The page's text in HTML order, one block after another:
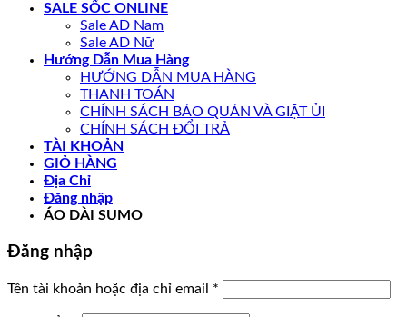
SALE SỐC ONLINE
Sale AD Nam
Sale AD Nữ
Hướng Dẫn Mua Hàng
HƯỚNG DẪN MUA HÀNG
THANH TOÁN
CHÍNH SÁCH BẢO QUẢN VÀ GIẶT ỦI
CHÍNH SÁCH ĐỔI TRẢ
TÀI KHOẢN
GIỎ HÀNG
Địa Chỉ
Đăng nhập
ÁO DÀI SUMO
Đăng nhập
Tên tài khoản hoặc địa chỉ email *